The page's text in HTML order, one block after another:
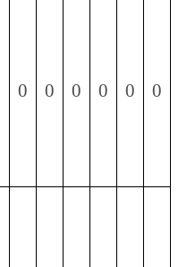
0 0 0 0 0 0